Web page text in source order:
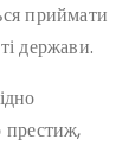
приймати
держави.
престиж,